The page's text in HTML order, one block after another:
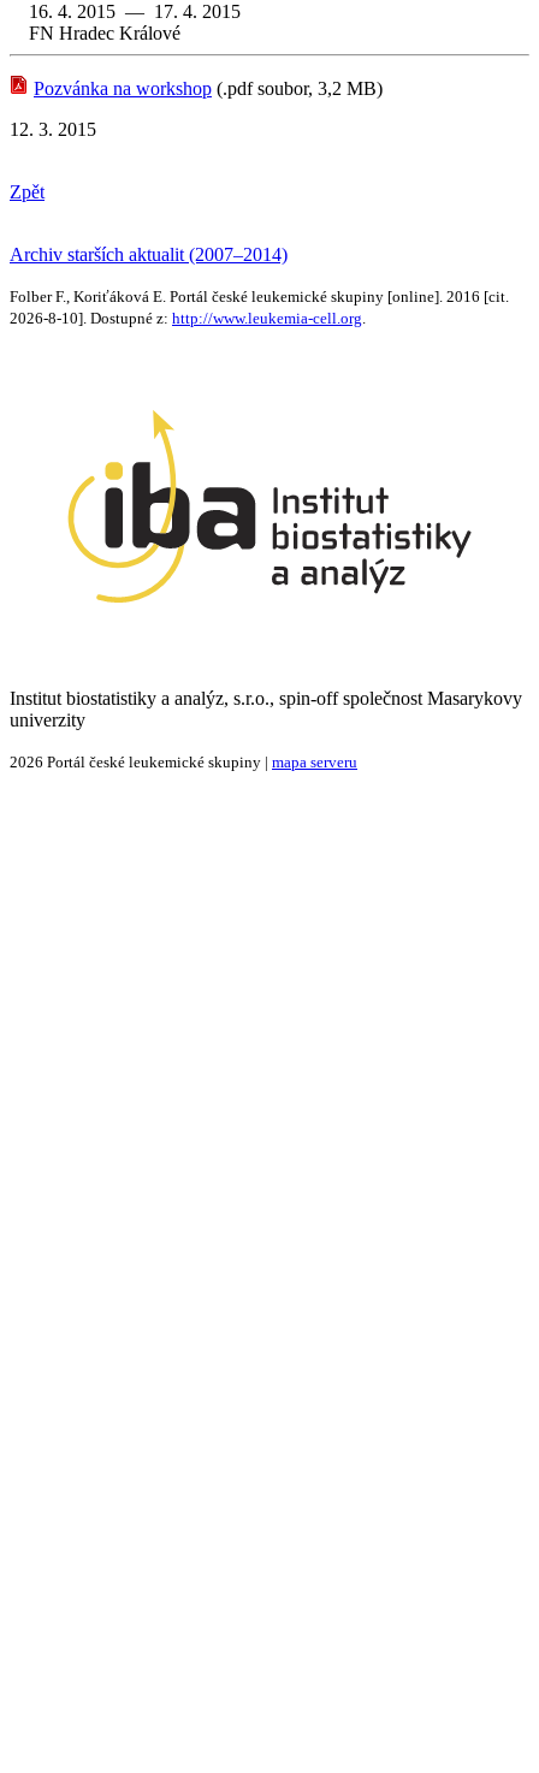
16. 4. 2015 — 17. 4. 2015
FN Hradec Králové
Pozvánka na workshop (.pdf soubor, 3,2 MB)
12. 3. 2015
Zpět
Archiv starších aktualit (2007–2014)
Folber F., Koriťáková E. Portál české leukemické skupiny [online]. 2016 [cit.
2026-8-10]. Dostupné z: http://www.leukemia-cell.org.
Institut biostatistiky a analýz, s.r.o., spin-off společnost Masarykovy
univerzity
2026 Portál české leukemické skupiny | mapa serveru